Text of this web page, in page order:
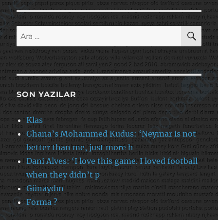
Ara:
SON YAZILAR
Klas
Ghana’s Mohammed Kudus: ‘Neymar is not
better than me, just more h
Dani Alves: ‘I love this game. I loved football
when they didn’t p
Günaydın
Forma ?